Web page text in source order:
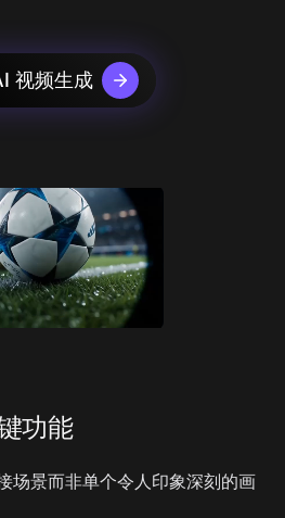
视频生成
功能
场景而非单个令人印象深刻的画